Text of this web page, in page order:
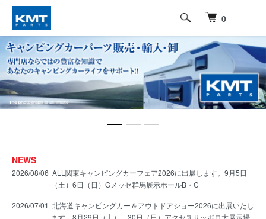
0
NEWS
2026/08/06 ALL関東キャンピングカーフェア2026に出展します。9月5日
（土）6日（日）Gメッセ群馬展示ホールB・C
2026/07/01 北海道キャンピングカー＆アウトドアショー2026に出展いたし
ます。8月29日（土）、30日（日）アクセスサッポロ大展示場